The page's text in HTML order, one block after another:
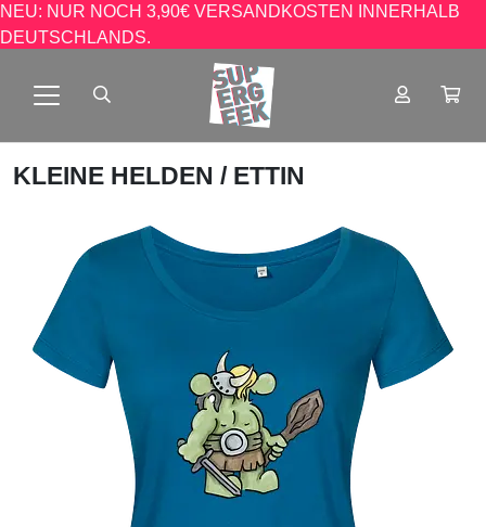
NEU: NUR NOCH 3,90€ VERSANDKOSTEN INNERHALB
DEUTSCHLANDS.
KLEINE HELDEN / ETTIN